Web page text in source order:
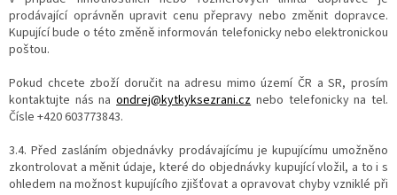
prodávající oprávněn upravit cenu přepravy nebo změnit dopravce.
Kupující bude o této změně informován telefonicky nebo elektronickou
poštou.
Pokud chcete zboží doručit na adresu mimo území ČR a SR, prosím
kontaktujte nás naondrej@kytkyksezrani.cznebo telefonicky na tel.
Čísle +420603773843.
3.4. Před zasláním objednávky prodávajícímu je kupujícímu umožněno
zkontrolovat a měnit údaje, které do objednávky kupující vložil, a to i s
ohledem na možnost kupujícího zjišťovat a opravovat chyby vzniklé při